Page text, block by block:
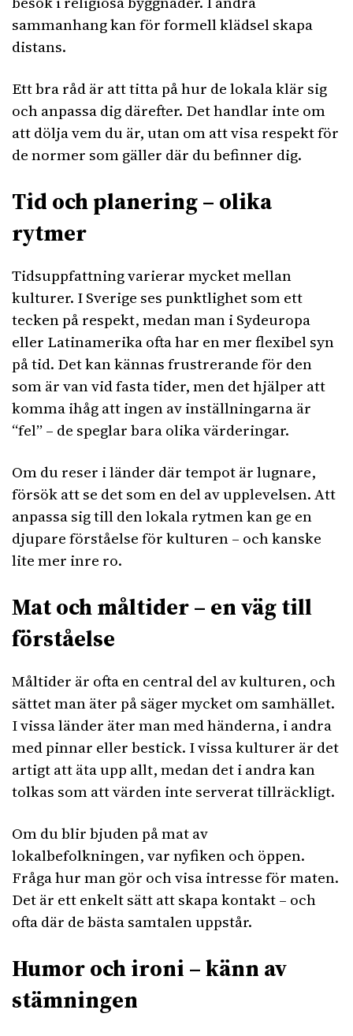
sammanhang kan för formell klädsel skapa
distans.
Ett bra råd är att titta på hur de lokala klär sig
och anpassa dig därefter. Det handlar inte om
att dölja vem du är, utan om att visa respekt för
de normer som gäller där du befinner dig.
Tid och planering – olika
rytmer
Tidsuppfattning varierar mycket mellan
kulturer. I Sverige ses punktlighet som ett
tecken på respekt, medan man i Sydeuropa
eller Latinamerika ofta har en mer flexibel syn
på tid. Det kan kännas frustrerande för den
som är van vid fasta tider, men det hjälper att
komma ihåg att ingen av inställningarna är
“fel” – de speglar bara olika värderingar.
Om du reser i länder där tempot är lugnare,
försök att se det som en del av upplevelsen. Att
anpassa sig till den lokala rytmen kan ge en
djupare förståelse för kulturen – och kanske
lite mer inre ro.
Mat och måltider – en väg till
förståelse
Måltider är ofta en central del av kulturen, och
sättet man äter på säger mycket om samhället.
I vissa länder äter man med händerna, i andra
med pinnar eller bestick. I vissa kulturer är det
artigt att äta upp allt, medan det i andra kan
tolkas som att värden inte serverat tillräckligt.
Om du blir bjuden på mat av
lokalbefolkningen, var nyfiken och öppen.
Fråga hur man gör och visa intresse för maten.
Det är ett enkelt sätt att skapa kontakt – och
ofta där de bästa samtalen uppstår.
Humor och ironi – känn av
stämningen